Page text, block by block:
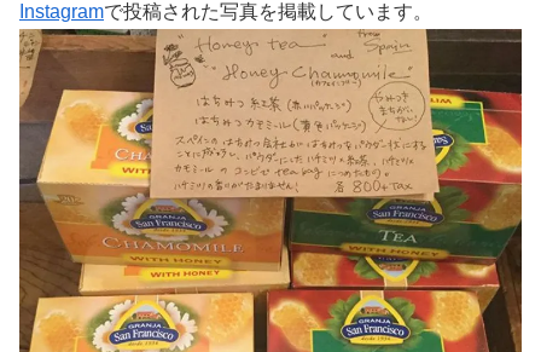
Instagramで投稿された写真を掲載しています。